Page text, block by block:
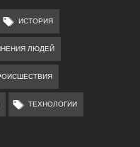
ИСТОРИЯ
ЛЮДЕЙ
ТЕХНОЛОГИИ